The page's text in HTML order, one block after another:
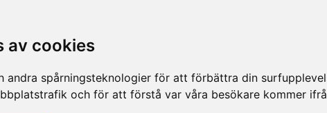
av cookies
andra spårningsteknologier för att förbättra din
och för att förstå var våra besökare kommer